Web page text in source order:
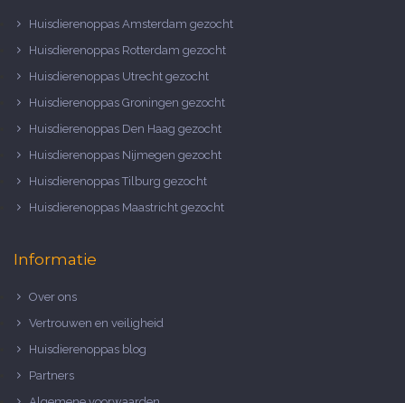
Huisdierenoppas Amsterdam gezocht
Huisdierenoppas Rotterdam gezocht
Huisdierenoppas Utrecht gezocht
Huisdierenoppas Groningen gezocht
Huisdierenoppas Den Haag gezocht
Huisdierenoppas Nijmegen gezocht
Huisdierenoppas Tilburg gezocht
Huisdierenoppas Maastricht gezocht
Informatie
Over ons
Vertrouwen en veiligheid
Huisdierenoppas blog
Partners